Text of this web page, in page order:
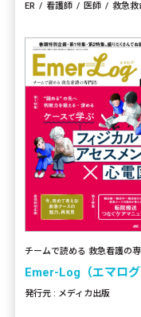
ER 看護師 医師 救急救
チームで読める 救急看護の
Emer-Log（エマログ
発行元 : メディカ出版